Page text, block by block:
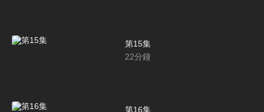
第15集
22分鐘
第16集